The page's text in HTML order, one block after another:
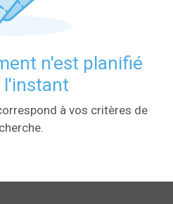
n'est planifié
l'instant
à vos critères de